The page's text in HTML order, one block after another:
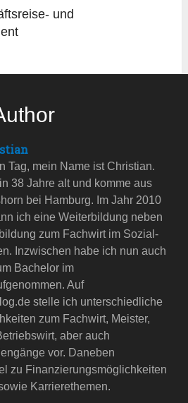
und
Tag, mein Name ist Christian.
38 Jahre alt und komme aus
bei Hamburg. Im Jahr 2010
ich eine Weiterbildung neben
zum Fachwirt im Sozial-
Inzwischen habe ich nun auch
Bachelor im
Auf
stelle ich unterschiedliche
zum Fachwirt, Meister,
aber auch
vor. Daneben
zu Finanzierungsmöglichkeiten
Karrierethemen.